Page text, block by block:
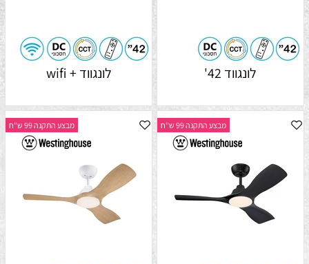
לונגווד 42' לונגווד + wifi
מבצע התקנה 99 ש"ח מבצע התקנה 99 ש"ח